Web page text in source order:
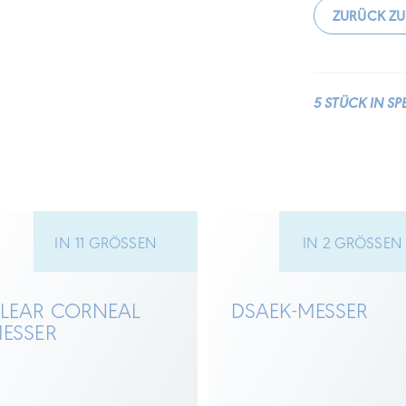
ZURÜCK
5 STÜCK IN
IN 11 GRÖSSEN
CORNEAL
IN 2 GRÖSSEN
DSAEK-MESSER